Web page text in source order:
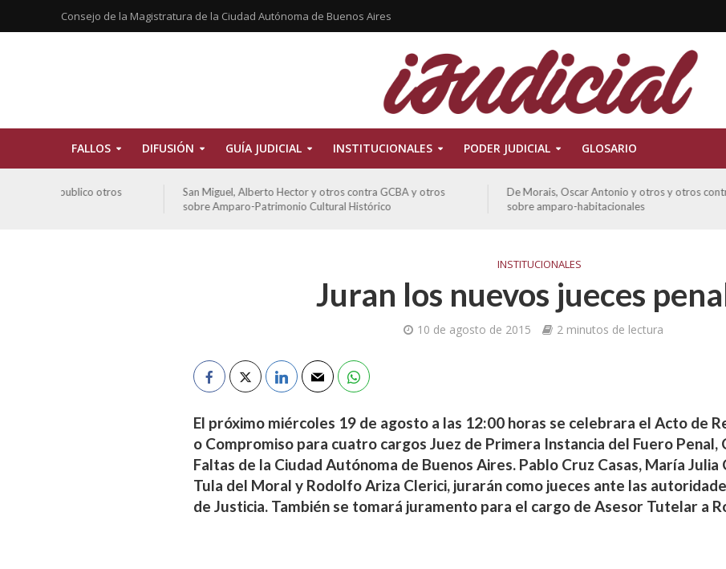
Consejo de la Magistratura de la Ciudad Autónoma de Buenos Aires
FALLOS DIFUSIÓN GUÍA JUDICIAL INSTITUCIONALES PODER JUDICIAL GLOSARIO
San Miguel, Alberto Hector y otros contra GCBA y otros
sobre Amparo-Patrimonio Cultural Histórico
De Morais, Oscar Antonio y otros y otros contra GCBA
sobre amparo-habitacionales
INSTITUCIONALES
Juran los nuevos jueces
10 de agosto de 2015 2 minutos de lectura
El próximo miércoles 19 de agosto a las 12:00 horas se celebrara el Acto de
o Compromiso para cuatro cargos Juez de Primera Instancia del Fuero Penal,
Faltas de la Ciudad Autónoma de Buenos Aires. Pablo Cruz Casas, María
Tula del Moral y Rodolfo Ariza Clerici, jurarán como jueces ante las
de Justicia. También se tomará juramento para el cargo de Asesor Tutelar a